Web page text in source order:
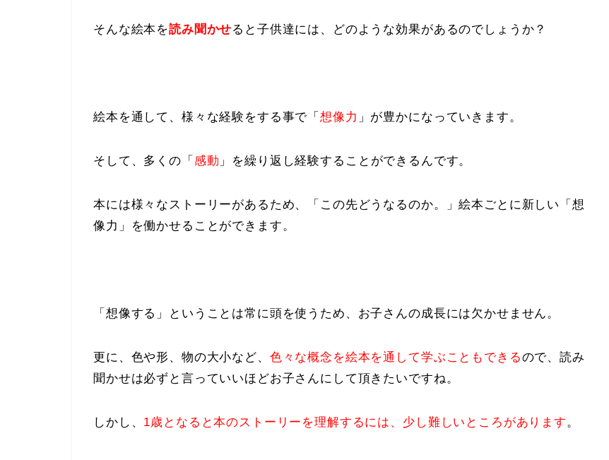
そんな絵本を読み聞かせると子供達には、どのような効果があるのでしょうか？
絵本を通して、様々な経験をする事で「想像力 」が豊かになっていきます。
そして、多くの「 感動 」を繰り返し経験することができるんです。
本には様々なストーリーがあるため、「この先どうなるのか。」絵本ごとに新しい「想
像力」を働かせることができます。
「想像する」ということは常に頭を使うため、お子さんの成長には欠かせません。
更に、色や形、物の大小など、 色々な概念を絵本を通して学ぶこともできるので、読み
聞かせは必ずと言っていいほどお子さんにして頂きたいですね。
しかし、 1歳となると本のストーリーを理解するには、少し難しいところがあります。